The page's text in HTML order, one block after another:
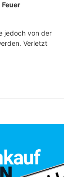
jedoch von der
Verletzt